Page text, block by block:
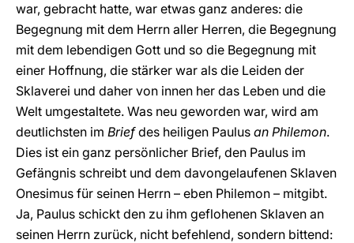
war, gebracht hatte, war etwas ganz anderes: die
Begegnung mit dem Herrn aller Herren, die Begegnung
mit dem lebendigen Gott und so die Begegnung mit
einer Hoffnung, die stärker war als die Leiden der
Sklaverei und daher von innen her das Leben und die
Welt umgestaltete. Was neu geworden war, wird am
deutlichsten im Briefdes heiligen Paulus an Philemon.
Dies ist ein ganz persönlicher Brief, den Paulus im
Gefängnis schreibt und dem davongelaufenen Sklaven
Onesimus für seinen Herrn – eben Philemon – mitgibt.
Ja, Paulus schickt den zu ihm geflohenen Sklaven an
seinen Herrn zurück, nicht befehlend, sondern bittend: